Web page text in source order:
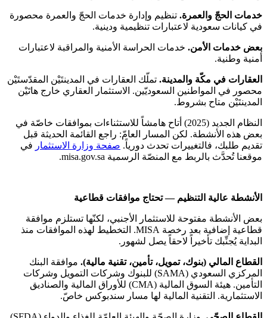
خدمات الحجّ والعمرة. تنظيم وإدارة خدمات الحجّ والعمرة محصورة
في كيانات سعودية لاعتبارات تنظيمية ودينية.
بعض خدمات الأمن. خدمات الحراسة الأمنية والمراقبة لاعتبارات
أمنية وطنية.
العقارات في مكّة والمدينة. تملّك العقارات في المدينتَيْن المقدّستَيْن
محصور في المواطنين السعوديّين. الاستثمار العقاري خارج هاتَيْن
المدينتَيْن متاح بشروط.
النظام الجديد (2025) أتاح هامشاً للاستثناءات بموافقات خاصّة في
بعض هذه الأنشطة. لكن المسار العامّ: راجع القائمة الحديثة قبل
تقديم طلبك، فالتغييرات تحدث دورياً. صفحة وزارة الاستثمار في
موقعنا تُحدَّث بالربط مع المنصّة الرسمية misa.gov.sa.
الأنشطة عالية التنظيم — تحتاج موافقات قطاعية
بعض الأنشطة مفتوحة للاستثمار الأجنبي، لكنّها تستلزم موافقة
قطاعية إضافية بعد رخصة MISA. التخطيط لهذه الموافقات منذ
البداية يُجنِّبك تأخيراً لاحقاً يصل لشهور.
القطاع المالي (بنوك، تمويل، تأمين، تقنية مالية). موافقة البنك
المركزي السعودي (SAMA) للبنوك وشركات التمويل وشركات
التأمين. هيئة السوق المالية (CMA) للأوراق المالية والصناديق
الاستثمارية. التقنية المالية لها مسار سندبوكس خاصّ.